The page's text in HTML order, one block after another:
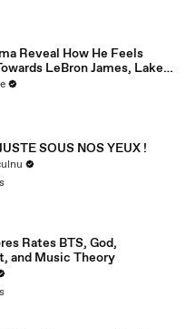
Reveal How He Feels
LeBron James, Lakers
Traded To Wizards
SOUS NOS YEUX !
Rates BTS, God,
and Music Theory